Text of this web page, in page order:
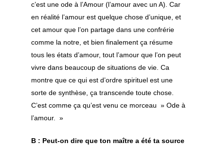
c’est une ode à l’Amour (l’amour avec un A). Car
en réalité l’amour est quelque chose d’unique, et
cet amour que l’on partage dans une confrérie
comme la notre, et bien finalement ça résume
tous les états d’amour, tout l’amour que l’on peut
vivre dans beaucoup de situations de vie. Ca
montre que ce qui est d’ordre spirituel est une
sorte de synthèse, ça transcende toute chose.
C’est comme ça qu’est venu ce morceau » Ode à
l’amour. »
B : Peut-on dire que ton maître a été ta source